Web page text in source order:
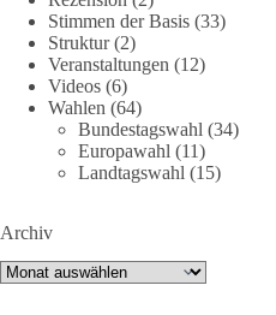
2 Tage(n) zuvor
⚡️ NATO-Gipfel in Ankara:
Friedensgipfel!?
Anfang Juli 2026 trafen sich 32
Staats- und Regierungschefs
Verteidigungsbündnis der Welt
Die Gipfelerklärung liest sich
Stimmen der Basis (33)
Struktur(2)
Veranstaltungen (12)
Videos (6)
Wahlen (64)
Bundestagswahl (34)
Europawahl (11)
Landtagswahl (15)
Archiv
Archiv